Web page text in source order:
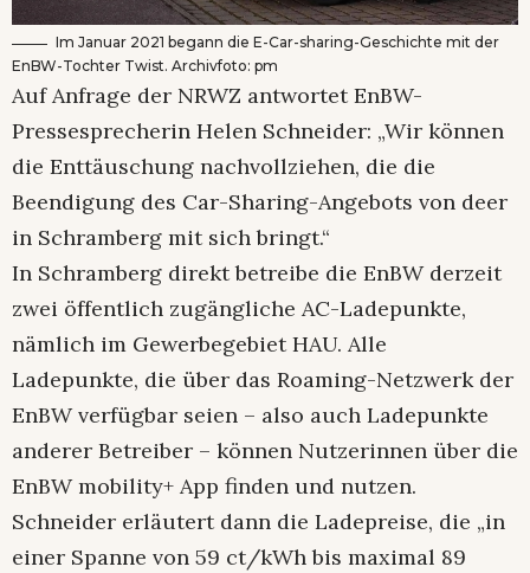
Im Januar 2021 begann die E-Car-sharing-Geschichte mit der
EnBW-Tochter Twist. Archivfoto: pm
Auf Anfrage der NRWZ antwortet EnBW-
Pressesprecherin Helen Schneider: „Wir können
die Enttäuschung nachvollziehen, die die
Beendigung des Car-Sharing-Angebots von deer
in Schramberg mit sich bringt.“
In Schramberg direkt betreibe die EnBW derzeit
zwei öffentlich zugängliche AC-Ladepunkte,
nämlich im Gewerbegebiet HAU. Alle
Ladepunkte, die über das Roaming-Netzwerk der
EnBW verfügbar seien – also auch Ladepunkte
anderer Betreiber – können Nutzerinnen über die
EnBW mobility+ App finden und nutzen.
Schneider erläutert dann die Ladepreise, die „in
einer Spanne von 59 ct/kWh bis maximal 89